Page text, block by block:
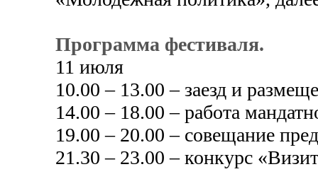
Программа фестиваля.
11 июля
10.00 – 13.00 – заезд и
14.00 – 18.00 – работа
19.00 – 20.00 – совещание
21.30 – 23.00 – конкурс